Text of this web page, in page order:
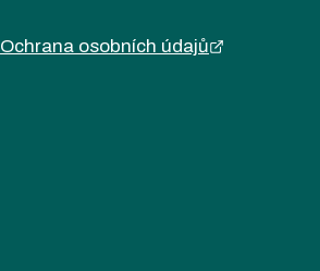
Ochrana osobních údajů